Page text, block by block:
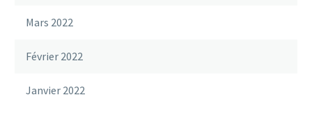
Mars 2022
Février 2022
Janvier 2022